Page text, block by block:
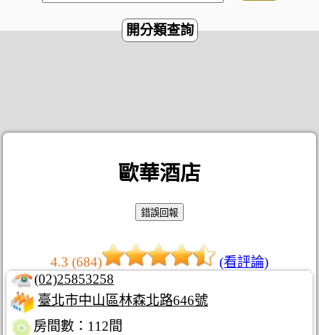
開分類查詢
歐華酒店
4.3 (684)
(看評論)
(02)25853258
臺北市中山區林森北路646號
房間數：112間